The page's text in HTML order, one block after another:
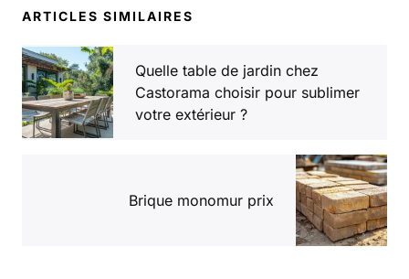
ARTICLES SIMILAIRES
Quelle table de jardin chez
Castorama choisir pour sublimer
votre extérieur ?
Brique monomur prix